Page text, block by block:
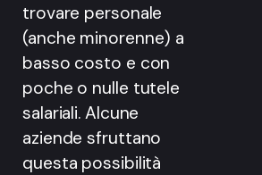
trovare personale
(anche minorenne) a
basso costo e con
poche o nulle tutele
salariali. Alcune
aziende sfruttano
questa possibilità